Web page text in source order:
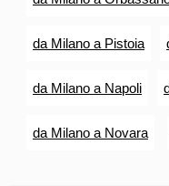
da Milano a Pistoia
da Milano a Napoli
da Milano a Novara